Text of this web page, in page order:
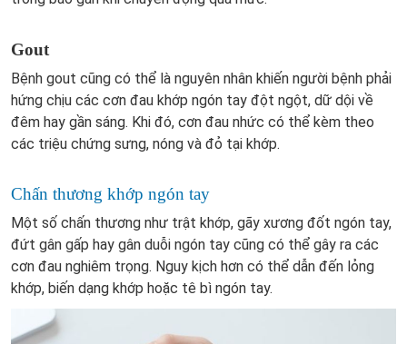
Gout
Bệnh gout cũng có thể là nguyên nhân khiến người bệnh phải
hứng chịu các cơn đau khớp ngón tay đột ngột, dữ dội về
đêm hay gần sáng. Khi đó, cơn đau nhức có thể kèm theo
các triệu chứng sưng, nóng và đỏ tại khớp.
Chấn thương khớp ngón tay
Một số chấn thương như trật khớp, gãy xương đốt ngón tay,
đứt gân gấp hay gân duỗi ngón tay cũng có thể gây ra các
cơn đau nghiêm trọng. Nguy kịch hơn có thể dẫn đến lỏng
khớp, biến dạng khớp hoặc tê bì ngón tay.